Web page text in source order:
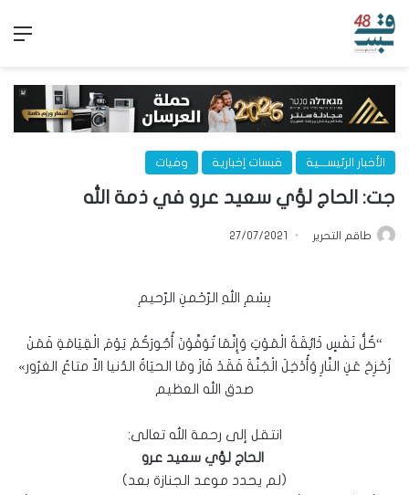
الأخبار الرئيســـية قبسات إخبارية وفيات
جت: الحاج لؤي سعيد عرو في ذمة الله
طاقم التحرير 27/07/2021
بِسْمِ اللهِ الرّحْمنِ الرّحيمِ
“كُلُّ نَفْسٍ ذَائِقَةُ الْمَوْتِ وَإِنَّمَا تُوَفَّوْنَ أُجُورَكُمْ يَوْمَ الْقِيَامَةِ فَمَنْ
زُحْزِحَ عَنِ النَّارِ وَأُدْخِلَ الْجَنَّةَ فَقَدْ فَازَ ومَا الحيَاةُ الدُنيا الاّ متاعُ الغرُور»
صدق الله العظيم
انتقل إلى رحمة الله تعالى:
الحاج لؤي سعيد عرو
(لم يحدد موعد الجنازة بعد)